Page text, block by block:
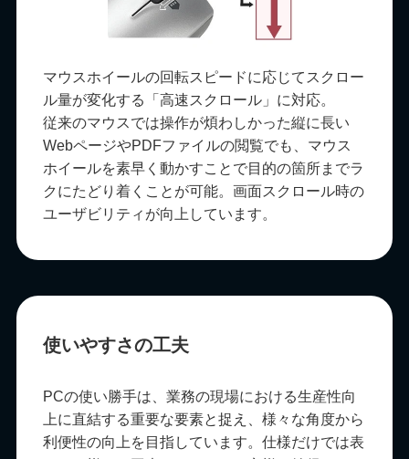
マウスホイールの回転スピードに応じてスクロー
ル量が変化する「高速スクロール」に対応。
従来のマウスでは操作が煩わしかった縦に長い
WebページやPDFファイルの閲覧でも、マウス
ホイールを素早く動かすことで目的の箇所までラ
クにたどり着くことが可能。画面スクロール時の
ユーザビリティが向上しています。
使いやすさの工夫
PCの使い勝手は、業務の現場における生産性向
上に直結する重要な要素と捉え、様々な角度から
利便性の向上を目指しています。仕様だけでは表